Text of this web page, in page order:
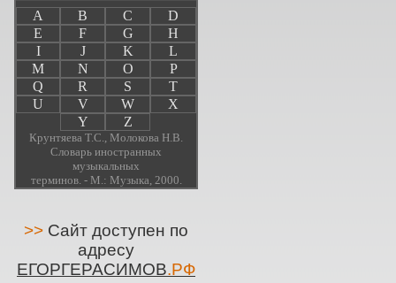
A
B C
D
E
F G
H
I
J K
L
M
N O
P
Q
R S
T
U
V W
X
Y
Z
Крунтяева Т.С., Молокова Н.В.
Словарь иностранных
музыкальных
терминов. - М.: Музыка, 2000.
>> Сайт доступен по
адресу
ЕГОРГЕРАСИМОВ.РФ